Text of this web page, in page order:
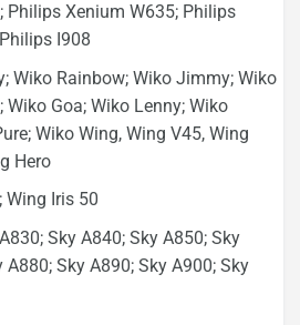
Philips Xenium W635; Philips
I908
Wiko Rainbow; Wiko Jimmy; Wiko
Goa; Wiko Lenny; Wiko
Wiko Wing, Wing V45, Wing
Hero
Wing Iris 50
Sky A840; Sky A850; Sky
A880; Sky A890; Sky A900; Sky